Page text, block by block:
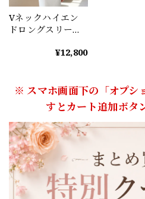
Vネックハイエン
ドロングスリーブ
¥12,800
※ スマホ画面下の「オプシ
すとカート追加ボタ